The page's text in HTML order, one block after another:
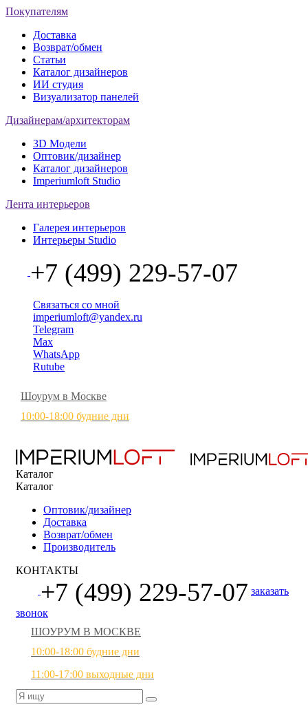
Покупателям
Доставка
Возврат/обмен
Статьи
Каталог дизайнеров
ИИ студия
Визуализатор панелей
Дизайнерам/архитекторам
3D Модели
Оптовик/дизайнер
Каталог дизайнеров
Imperiumloft Studio
Лента интерьеров
Галерея интерьеров
Интерьеры Studio
+7 (499) 229-57-07
Связаться со мной
imperiumloft@yandex.ru
Telegram
Max
WhatsApp
Rutube
Шоурум в Москве
10:00-18:00 будние дни
Каталог
Каталог
Оптовик/дизайнер
Доставка
Возврат/обмен
Производитель
КОНТАКТЫ
+7 (499) 229-57-07 заказать
звонок
ШОУРУМ В МОСКВЕ
10:00-18:00 будние дни
11:00-17:00 выходные дни